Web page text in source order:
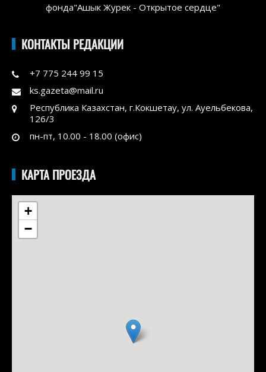
фонда"Ашык Журек - Открытое сердце"
КОНТАКТЫ РЕДАКЦИИ
+7 775 244 99 15
ks.gazeta@mail.ru
Республика Казахстан, г.Кокшетау, ул. Ауельбекова,
126/3
пн-пт, 10.00 - 18.00 (офис)
КАРТА ПРОЕЗДА
+
−